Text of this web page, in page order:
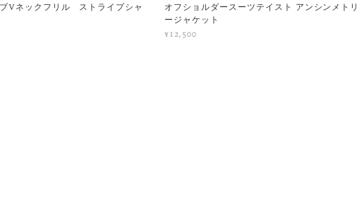
Vネックフリル ストライプシャ
オフショルダースーツテイスト アンシンメトリ
ージャケット
¥12,500